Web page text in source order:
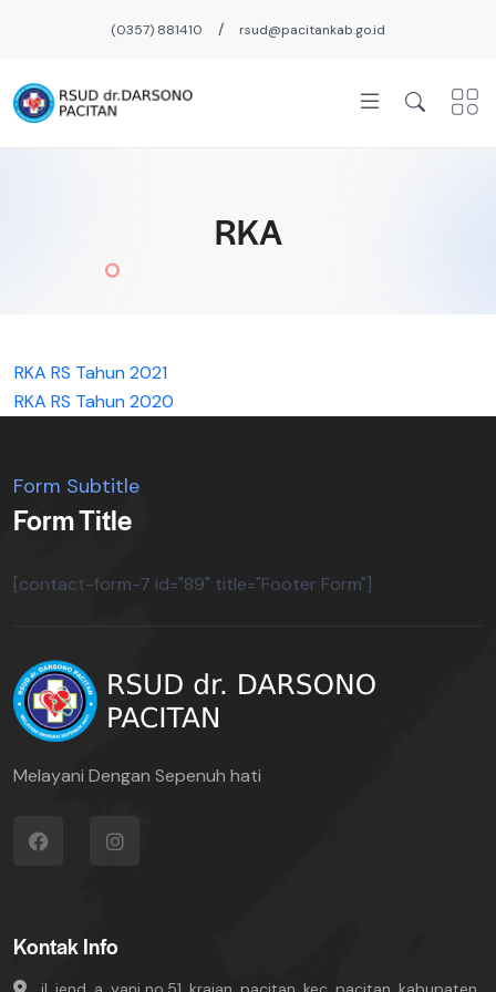
(0357) 881410 / rsud@pacitankab.go.id
RKA
RKA RS Tahun 2021
RKA RS Tahun 2020
Form Subtitle
Form Title
[contact-form-7 id="89" title="Footer Form"]
Melayani Dengan Sepenuh hati
Kontak Info